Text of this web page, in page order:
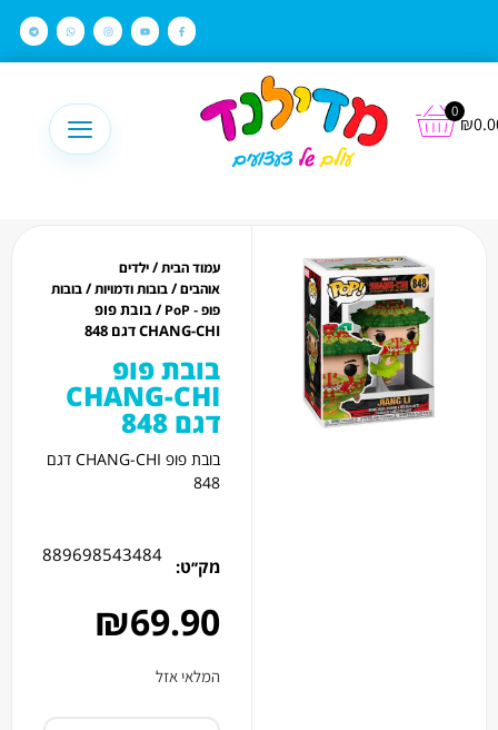
₪
0
עמוד הבית/ילדים
אוהבים/בובות ודמויות/בובות
פופ - PoP
/ בובת פופ
CHANG-CHI דגם 848
בובת פופ
CHANG-CHI
דגם 848
בובת פופ CHANG-CHI דגם
848
מק׳׳ט:
889698543484
₪69.90
המלאי אזל